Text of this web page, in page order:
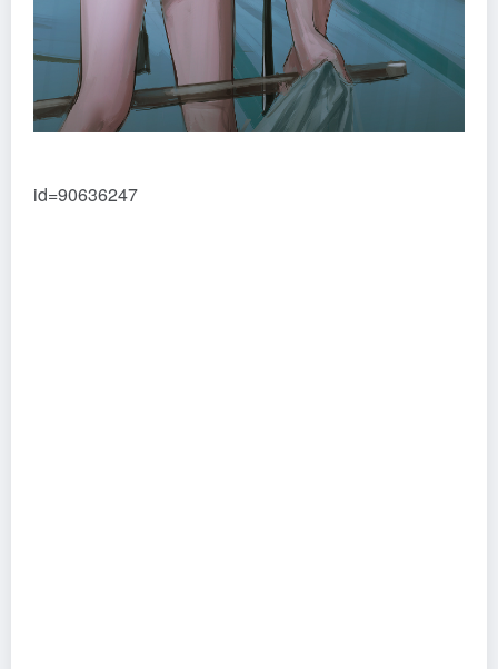
id=90636247